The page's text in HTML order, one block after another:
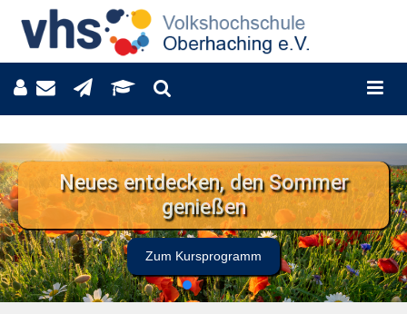
Neues entdecken, den Sommer
genießen
Zum Kursprogramm